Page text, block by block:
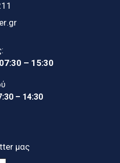
07:30 – 15:30
– 14:30
μας